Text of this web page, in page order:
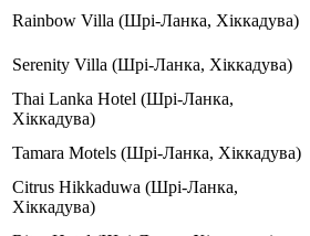
Rainbow Villa (Шрі-Ланка, Хіккадува)
Serenity Villa (Шрі-Ланка, Хіккадува)
Thai Lanka Hotel (Шрі-Ланка,
Хіккадува)
Tamara Motels (Шрі-Ланка, Хіккадува)
Citrus Hikkaduwa (Шрі-Ланка,
Хіккадува)